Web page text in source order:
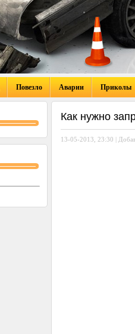
Повезло Аварии Приколы
Как нужно
13-05-2013, 23:30 |